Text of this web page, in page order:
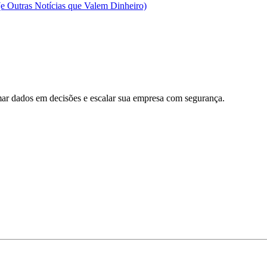
Outras Notícias que Valem Dinheiro)
em decisões e escalar sua empresa com segurança.